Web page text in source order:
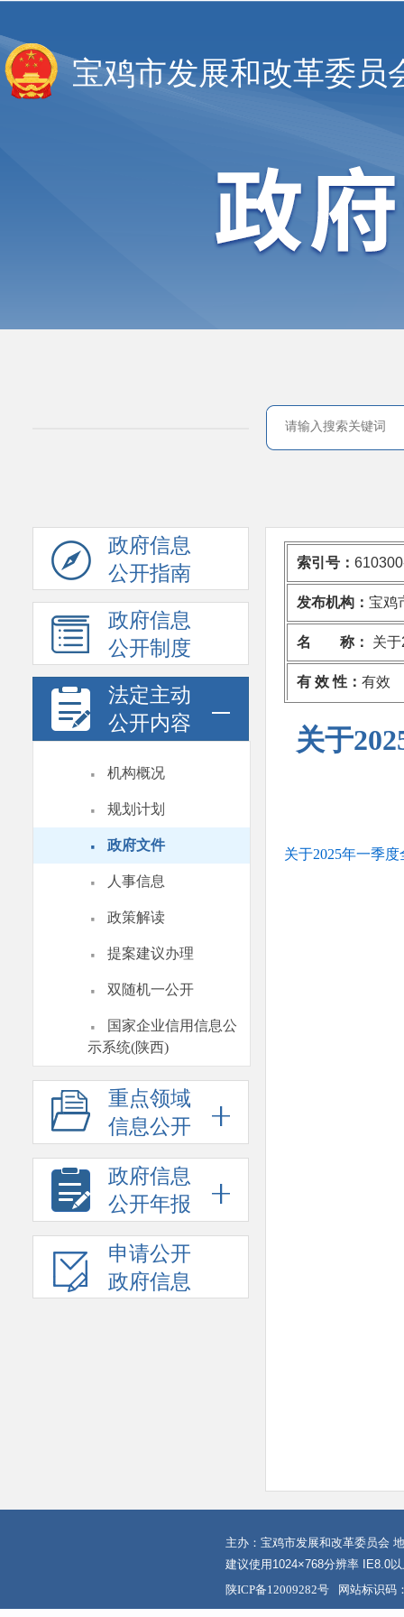
宝鸡市发展和改革委员
政府信息
公开指南
政府信息
公开制度
法定主动
公开内容
· 机构概况
· 规划计划
· 政府文件
· 人事信息
· 政策解读
· 提案建议办理
· 双随机一公开
·
国家企业信用信息公
示系统(陕西)
重点领域
信息公开
政府信息
公开年报
申请公开
政府信息
索引号：
发布机构： 宝鸡
名 称： 关
有 效 性： 有效
关于
关于2025年一季
主办：宝鸡市发展和改革委员会
建议使用1024×768分辨率 IE8.0
陕ICP备12009282号
网站标识码